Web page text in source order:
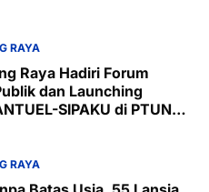
RAYA
Raya Hadiri Forum
dan Launching
SIPAKU di PTUN
RAYA